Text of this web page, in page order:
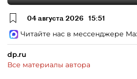
04 августа 2026 15:51
Читайте нас в мессенджере
dp.ru
Все материалы автора